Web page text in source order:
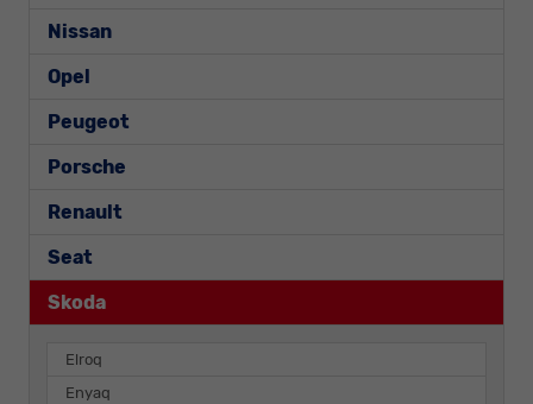
Nissan
Opel
Peugeot
Porsche
Renault
Seat
Skoda
Elroq
Enyaq